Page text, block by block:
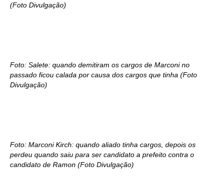
(Foto Divulgação)
Foto: Salete: quando demitiram os cargos de Marconi no
passado ficou calada por causa dos cargos que tinha (Foto
Divulgação)
Foto: Marconi Kirch: quando aliado tinha cargos, depois os
perdeu quando saiu para ser candidato a prefeito contra o
candidato de Ramon (Foto Divulgação)